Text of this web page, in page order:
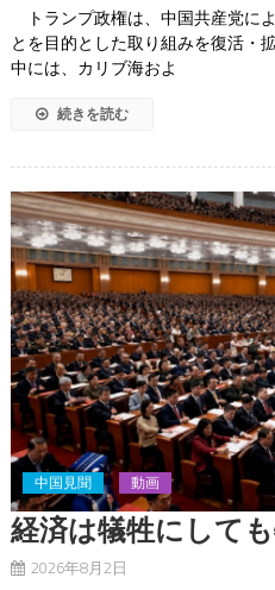
トランプ政権は、中国共産党に
とを目的とした取り組みを復活・
中には、カリブ海およ
続きを読む
中国見聞 動画
経済は犠牲にして
2026年8月2日